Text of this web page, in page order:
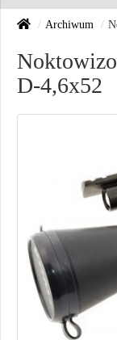
Archiwum
D-4,6x52